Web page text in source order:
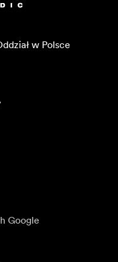
w Polsce
Google